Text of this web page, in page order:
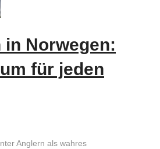
in Norwegen:
für jeden
Anglern als wahres